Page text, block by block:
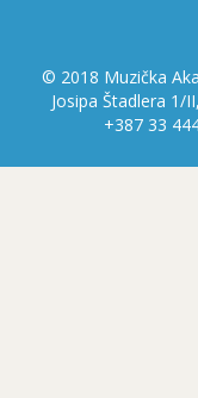
© 2018 Muzička
Josipa Štadlera 1/
+387 33